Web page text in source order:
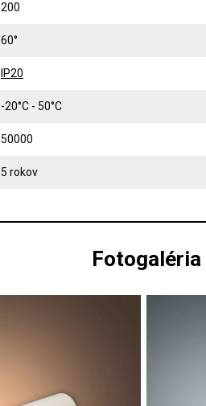
200
60°
IP20
-20°C - 50°C
50000
5 rokov
Fotogaléria